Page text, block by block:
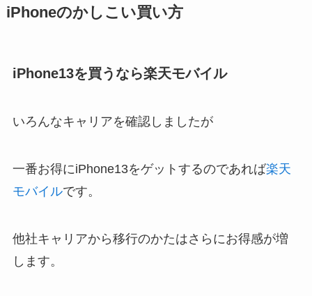
iPhoneのかしこい買い方
iPhone13を買うなら楽天モバイル
いろんなキャリアを確認しましたが
一番お得にiPhone13をゲットするのであれば楽天
モバイルです。
他社キャリアから移行のかたはさらにお得感が増
します。